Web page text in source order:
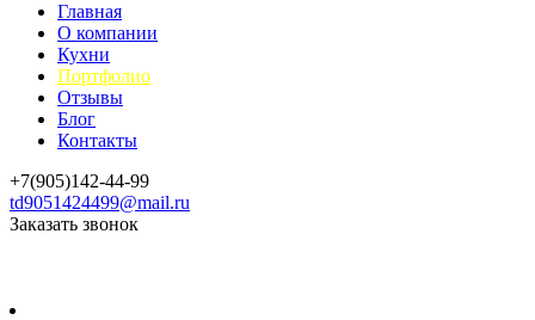
Главная
О компании
Кухни
Портфолио
Отзывы
Блог
Контакты
+7(905)142-44-99
td9051424499@mail.ru
Заказать звонок